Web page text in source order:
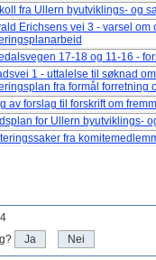
fra Ullern byutviklings- og
Erichsens vei 3 - varsel om
17-18 og 11-16 -
1 - uttalelse til søknad
fra formål forretning
av forslag til forskrift om
for Ullern byutviklings-
fra
Ja Nei